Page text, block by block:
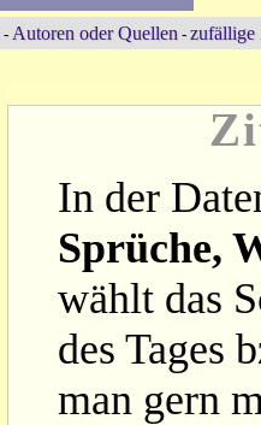
- Autoren oder Quellen - zufällige
In der
Sprüche,
wählt das
des Tages
man gern